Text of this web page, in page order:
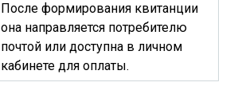
После формирования квитанции
она направляется потребителю
почтой или доступна в личном
кабинете для оплаты.